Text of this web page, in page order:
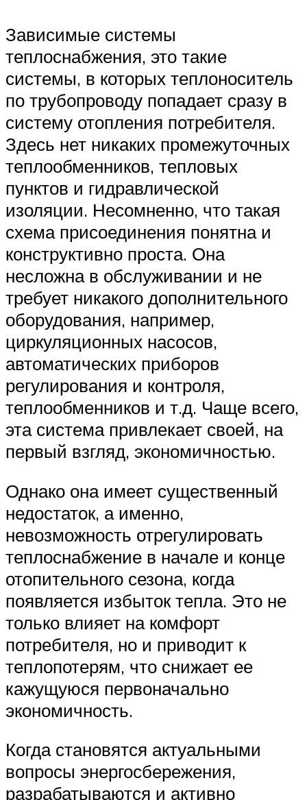
Зависимые системы
теплоснабжения, это такие
системы, в которых теплоноситель
по трубопроводу попадает сразу в
систему отопления потребителя.
Здесь нет никаких промежуточных
теплообменников, тепловых
пунктов и гидравлической
изоляции. Несомненно, что такая
схема присоединения понятна и
конструктивно проста. Она
несложна в обслуживании и не
требует никакого дополнительного
оборудования, например,
циркуляционных насосов,
автоматических приборов
регулирования и контроля,
теплообменников и т.д. Чаще всего,
эта система привлекает своей, на
первый взгляд, экономичностью.
Однако она имеет существенный
недостаток, а именно,
невозможность отрегулировать
теплоснабжение в начале и конце
отопительного сезона, когда
появляется избыток тепла. Это не
только влияет на комфорт
потребителя, но и приводит к
теплопотерям, что снижает ее
кажущуюся первоначально
экономичность.
Когда становятся актуальными
вопросы энергосбережения,
разрабатываются и активно